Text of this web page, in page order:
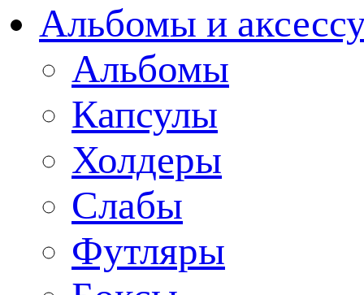
Альбомы и
Альбомы
Капсулы
Холдеры
Слабы
Футляры